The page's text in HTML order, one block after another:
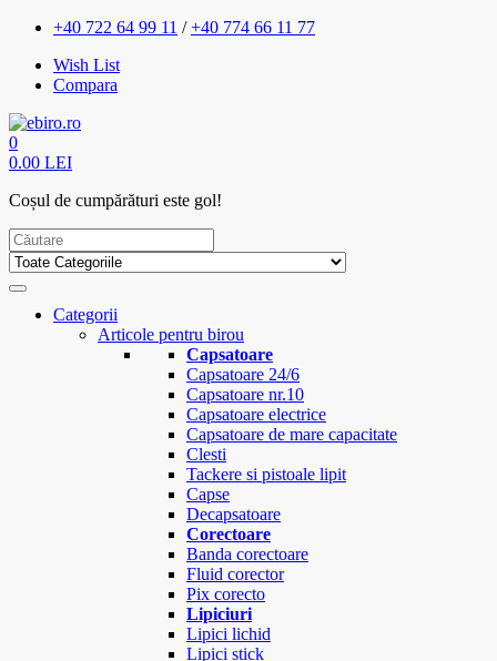
+40 722 64 99 11 /+40 774 66 11 77
Wish List
Compara
0
0.00 LEI
Coșul de cumpărături este gol!
Categorii
Articole pentru birou
Capsatoare
Capsatoare 24/6
Capsatoare nr.10
Capsatoare electrice
Capsatoare de mare capacitate
Clesti
Tackere si pistoale lipit
Capse
Decapsatoare
Corectoare
Banda corectoare
Fluid corector
Pix corecto
Lipiciuri
Lipici lichid
Lipici stick